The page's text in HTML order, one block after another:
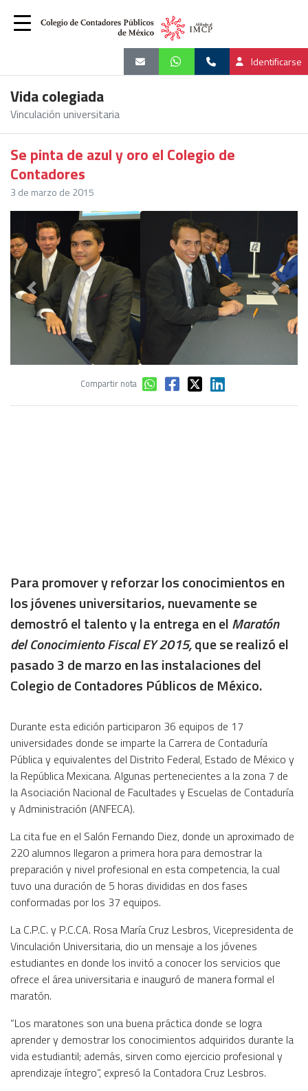
Identificarse
Vida colegiada
Vinculación universitaria
Se pinta de azul y oro el Colegio de
Contadores
3 de marzo de 2015
Previous Next
Compartir nota
Para promover y reforzar los conocimientos en
los jóvenes universitarios, nuevamente se
demostró el talento y la entrega en elMaratón
del Conocimiento Fiscal EY 2015,que se realizó el
pasado 3 de marzo en las instalaciones del
Colegio de Contadores Públicos de México.
Durante esta edición participaron 36 equipos de 17
universidades donde se imparte la Carrera de Contaduría
Pública y equivalentes del Distrito Federal, Estado de México y
la República Mexicana. Algunas pertenecientes a la zona 7 de
la Asociación Nacional de Facultades y Escuelas de Contaduría
y Administración (ANFECA).
La cita fue en el Salón Fernando Diez, donde un aproximado de
220 alumnos llegaron a primera hora para demostrar la
preparación y nivel profesional en esta competencia, la cual
tuvo una duración de 5 horas divididas en dos fases
conformadas por los 37 equipos.
La C.P.C. y P.C.CA. Rosa María Cruz Lesbros, Vicepresidenta de
Vinculación Universitaria, dio un mensaje a los jóvenes
estudiantes en donde los invitó a conocer los servicios que
ofrece el área universitaria e inauguró de manera formal el
maratón.
“Los maratones son una buena práctica donde se logra
aprender y demostrar los conocimientos adquiridos durante la
vida estudiantil; además, sirven como ejercicio profesional y
aprendizaje íntegro”, expresó la Contadora Cruz Lesbros.